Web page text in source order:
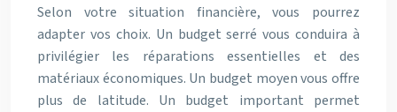
Selon votre situation financière, vous pourrez
adapter vos choix. Un budget serré vous conduira à
privilégier les réparations essentielles et des
matériaux économiques. Un budget moyen vous offre
plus de latitude. Un budget important permet